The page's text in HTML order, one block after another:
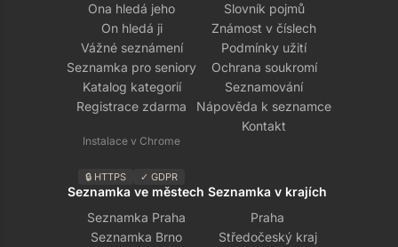
Ona hledá jeho
On hledá ji
Vážné seznámení
Seznamka pro seniory
Katalog kategorií
Registrace zdarma
Instalace v Chrome
🔒 HTTPS ✓ GDPR
Slovník pojmů
Známost v číslech
Podmínky užití
Ochrana soukromí
Seznamování
Nápověda k seznamce
Kontakt
Seznamka ve městech
Seznamka Praha
Seznamka Brno
Seznamka v krajích
Praha
Středočeský kraj